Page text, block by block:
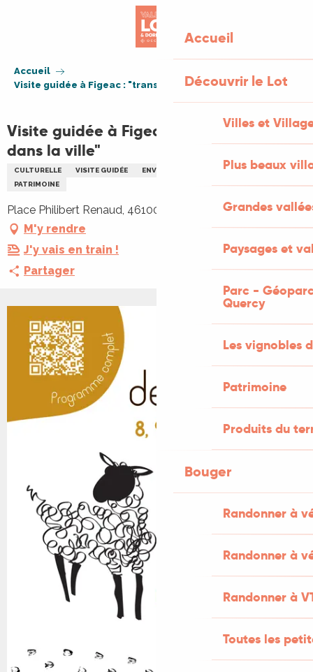
Accueil
Découvrir le Lot
Villes et
Plus beaux
Grandes
Paysages et
Parc -
Quercy
Les vignobles
Patrimoine
Produits du
Bouger
Randonner à
Randonner à
Randonner à
Toutes les
Accueil
Visite guidée à Figeac : "transhumance dans la ville"
Visite guidée à Figeac : "transhumance
dans la ville"
CULTURELLE VISITE GUIDÉE ENVIRONNEMENT
FAMILLE
PATRIMOINE
Place Philibert Renaud, 46100 Figeac
M'y rendre
J'y vais en train !
Partager